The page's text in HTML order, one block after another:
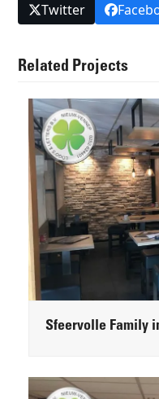
Twitter
Related Projects
Sfeervolle Family